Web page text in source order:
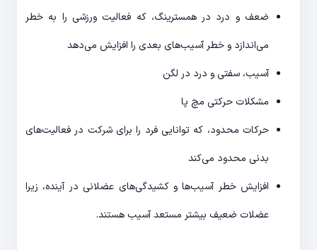
ضعف و درد در همسترینگ، که فعالیت ورزشی را به خطر
می‌اندازد و خطر آسیب‌های بعدی را افزایش می‌دهد
آسیب، سفتی و درد در لگن
مشکلات حرکتی مچ پا
حرکات محدود، که توانایی فرد را برای شرکت در فعالیت‌های
بدنی محدود می‌کند
افزایش خطر آسیب‌ها و کشیدگی‌های عضلانی در آینده، زیرا
عضلات ضعیف بیشتر مستعد آسیب هستند.